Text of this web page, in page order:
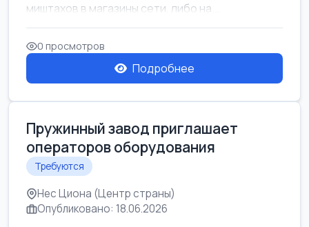
миштахов в магазины сети, либо на...
0 просмотров
Подробнее
Пружинный завод приглашает
операторов оборудования
Требуются
Нес Циона (Центр страны)
Опубликовано: 18.06.2026